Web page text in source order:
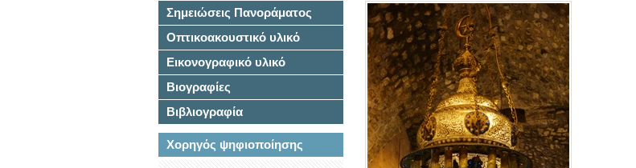
Σημειώσεις Πανοράματος
Οπτικοακουστικό υλικό
Εικονογραφικό υλικό
Βιογραφίες
Βιβλιογραφία
Χορηγός ψηφιοποίησης